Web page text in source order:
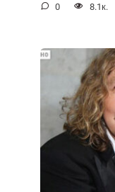
0 8.1к.